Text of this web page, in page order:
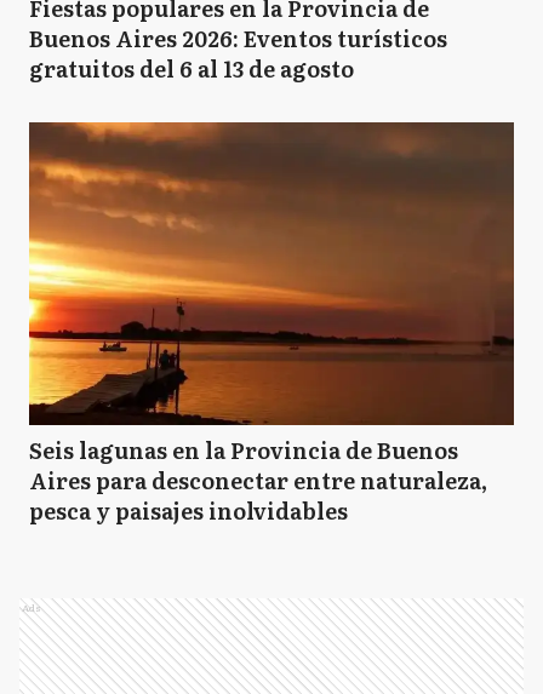
Fiestas populares en la Provincia de
Buenos Aires 2026: Eventos turísticos
gratuitos del 6 al 13 de agosto
Seis lagunas en la Provincia de Buenos
Aires para desconectar entre naturaleza,
pesca y paisajes inolvidables
Ads